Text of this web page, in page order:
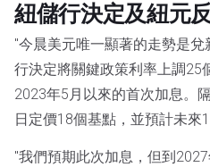
紐儲行決定及紐元
"今晨美元唯一顯著的走勢是
行決定將關鍵政策利率上調25
2023年5月以來的首次加息。
日定價18個基點，並預計未來
"我們預期此次加息，但到